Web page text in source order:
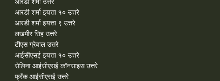
आरडी शर्मा इयत्ता १० उत्तरे
आरडी शर्मा इयत्ता ९ उत्तरे
लखमीर सिंह उत्तरे
टीएस ग्रेवाल उत्तरे
आईसीएसई इयत्ता १० उत्तरे
सेलिना आईसीएसई कॉनसाइस उत्तरे
फ्रँक आईसीएसई उत्तरे